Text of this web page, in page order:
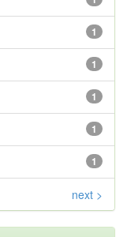
1
1
1
1
1
next >